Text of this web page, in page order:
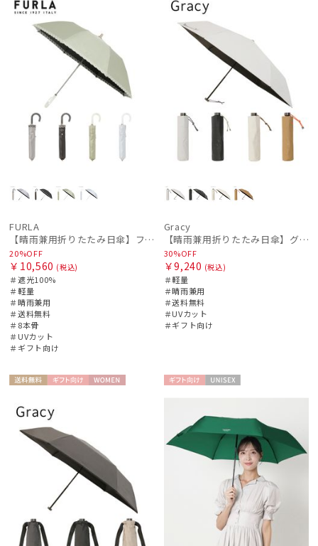
FURLA
【晴雨兼用折りたたみ日傘】フルラ (FURLA) チェーン刺繍 遮光100 UV100 簡単開閉 ジャンプ
20%OFF
￥10,560 (税込)
＃遮光100%
＃軽量
＃晴雨兼用
＃送料無料
＃8本骨
＃UVカット
＃ギフト向け
N
Gracy
【晴雨兼用折りたたみ日傘】グレイシー (Gracy) Active 一級遮光99.99% 遮熱 UV99％ 軽量 簡単開閉
30%OFF
￥9,240 (税込)
＃軽量
＃晴雨兼用
＃送料無料
＃UVカット
＃ギフト向け
料
向け